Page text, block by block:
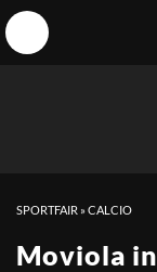
SPORTFAIR »CALCIO
Moviola